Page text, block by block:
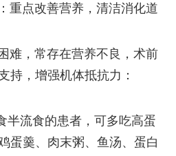
重点改善营养，清洁消化道
难，常存在营养不良，术前
持，增强机体抵抗力：
半流食的患者，可多吃高蛋
蛋羹、肉末粥、鱼汤、蛋白